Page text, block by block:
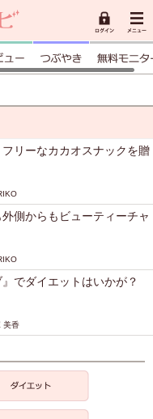
リーなカカオスナックを贈
側からもビューティーチャ
でダイエットはいかが？
美香